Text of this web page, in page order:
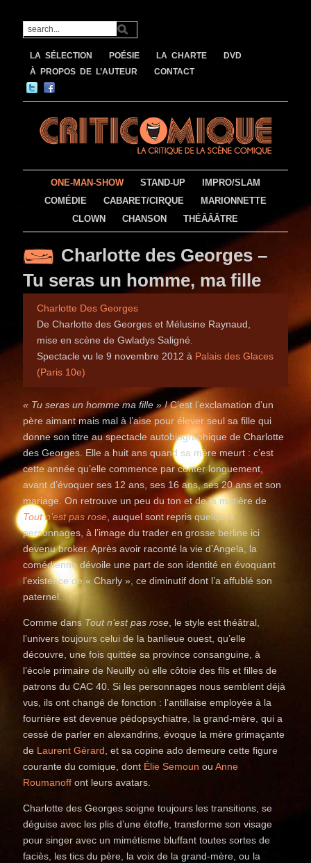
LA SÉLECTION POÉSIE LA CHARTE
DVD
À PROPOS DE L’AUTEUR
CONTACT
ONE-MAN-SHOW STAND-UP
IMPRO/SLAM
COMÉDIE
CABARET/CIRQUE
MARIONNETTE
CLOWN
CHANSON THÉÂÂÂTRE
Charlotte des Georges –
Tu seras un homme, ma fille
Charlotte Des Georges
De Charlotte des Georges et Mélusine Raynaud,
mise en scène de Gwladys Saligné.
Spectacle vu le 9 novembre 2012 à Palais des Glaces
(Paris 10e)
« Tu seras un homme ma fille »!C’est l’exclamation d’un
père aimant mais mal à l’aise pour élever seul sa fille qui
donne son titre au spectacle autobiographique de Charlotte
des Georges. Elle a huit ans quand sa mère meurt : c’est
cette année qu’elle commence par conter longuement,
avant d’évoquer ses 12 ans, ses 16 ans, ses 20 ans et son
mariage. On retrouve un peu du ton et de la matière de
Tout n’est pas rose, auquel sont repris quelques
personnages, à l’image du trader en grosse berline ici
devenu broker. Après avoir raconté la vie d’Angela, la
comédienne dévoile une part de son identité en évoquant
l’existence de « Charly », ce diminutif dont l’a affublé son
paternel.
Comme dans Tout n’est pas rose, le style est théâtral,
l’univers toujours celui de la banlieue ouest, qu’elle
découvre, une fois quittée sa province consanguine, à
l’école primaire de Neuilly où elle côtoie des fils et filles de
patrons du CAC 40. Si les personnages nous semblent déjà
vus, ils ont changé de fonction : l’antillaise employée à la
fourrière est devenue pédopsychiatre, la grand-mère, qui a
cessé de parler en alexandrins, évoque la mère grimaçante
de Laurent Gérard, et sa copine ado demeure cette figure
courante du comique, dont Élie Semoun ouAnne
Roumanoff ont leurs avatars.
Charlotte des Georges soigne toujours les transitions, se
déguise avec les plis d’une étoffe, transforme son visage
pour singer avec un mimétisme bluffant toutes sortes de
faciès, les tics du père, la voix de la grand-mère, ou la